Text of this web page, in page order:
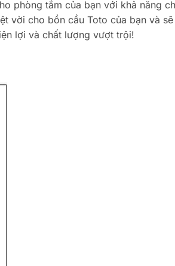
phòng tắm của bạn với khả năng
vời cho bồn cầu Toto của bạn và
lợi và chất lượng vượt trội!